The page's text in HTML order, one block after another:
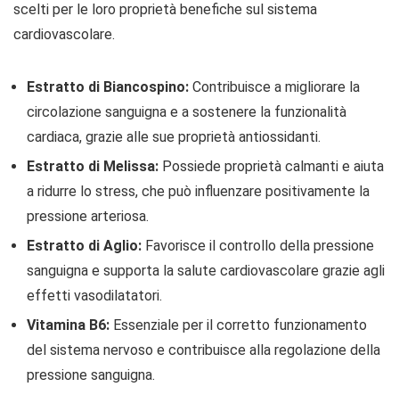
scelti per le loro proprietà benefiche sul sistema
cardiovascolare.
Estratto di Biancospino: Contribuisce a migliorare la
circolazione sanguigna e a sostenere la funzionalità
cardiaca, grazie alle sue proprietà antiossidanti.
Estratto di Melissa: Possiede proprietà calmanti e aiuta
a ridurre lo stress, che può influenzare positivamente la
pressione arteriosa.
Estratto di Aglio: Favorisce il controllo della pressione
sanguigna e supporta la salute cardiovascolare grazie agli
effetti vasodilatatori.
Vitamina B6: Essenziale per il corretto funzionamento
del sistema nervoso e contribuisce alla regolazione della
pressione sanguigna.